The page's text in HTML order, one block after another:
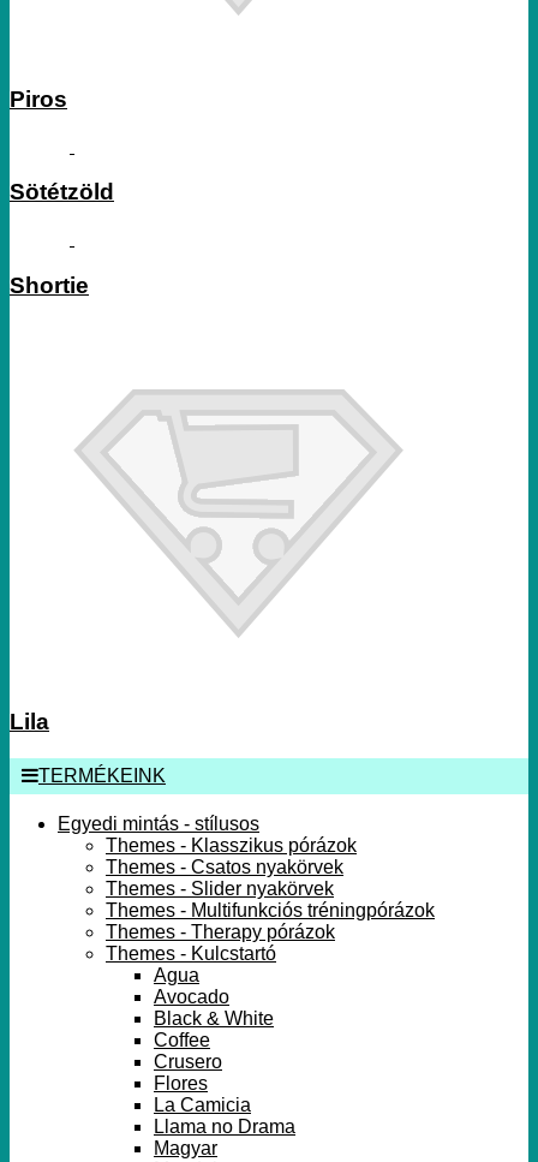
Piros
Sötétzöld
Shortie
Lila
TERMÉKEINK
Egyedi mintás - stílusos
Themes - Klasszikus pórázok
Themes - Csatos nyakörvek
Themes - Slider nyakörvek
Themes - Multifunkciós tréningpórázok
Themes - Therapy pórázok
Themes - Kulcstartó
Agua
Avocado
Black & White
Coffee
Crusero
Flores
La Camicia
Llama no Drama
Magyar